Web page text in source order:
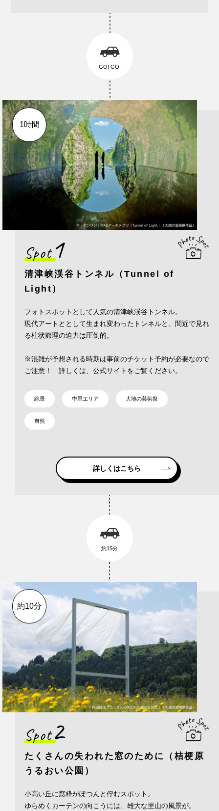
GO! GO!
1時間
Spot1
清津峡渓谷トンネル（Tunnel of
Light）
フォトスポットとして人気の清津峡渓谷トンネル。
現代アートととして生まれ変わったトンネルと、間近で見れ
る柱状節理の迫力は圧倒的。
※混雑が予想される時期は事前のチケット予約が必要なので
ご注意！ 詳しくは、公式サイトをご覧ください。
絶景 中里エリア 大地の芸術祭
自然
詳しくはこちら
約15分
約10分
Spot2
たくさんの失われた窓のために（桔梗原
うるおい公園）
小高い丘に窓枠がぽつんと佇むスポット。
ゆらめくカーテンの向こうには、雄大な里山の風景が。